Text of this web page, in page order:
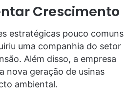
Crescimento
estratégicas pouco comuns
uma companhia do setor
Além disso, a empresa
nova geração de usinas
ambiental.